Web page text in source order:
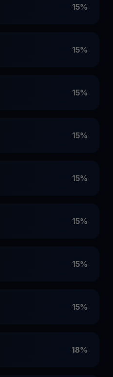
15%
15%
15%
15%
15%
15%
15%
15%
18%